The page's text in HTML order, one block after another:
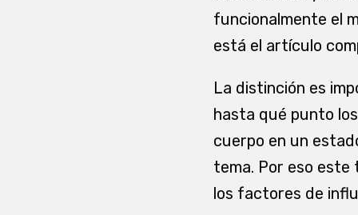
funcionalmente el
está el artículo
La distinción es
hasta qué punto
cuerpo en un
tema. Por eso este
los factores de